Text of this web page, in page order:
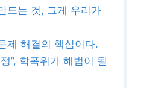
드는 것, 그게 우리가
제 해결의 핵심이다.
”, 학폭위가 해법이 될